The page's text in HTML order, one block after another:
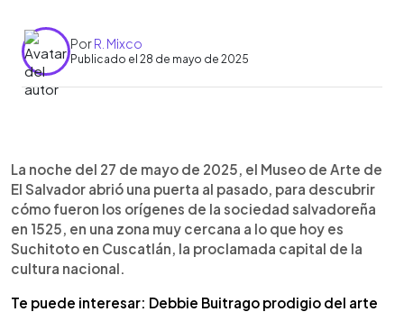
PorR. Mixco
Publicado el 28 de mayo de 2025
► Escuchar artículo
La noche del 27 de mayo de 2025, el Museo de Arte de
El Salvador abrió una puerta al pasado, para descubrir
cómo fueron los orígenes de la sociedad salvadoreña
en 1525, en una zona muy cercana a lo que hoy es
Suchitoto en Cuscatlán, la proclamada capital de la
cultura nacional.
Te puede interesar: Debbie Buitrago prodigio del arte